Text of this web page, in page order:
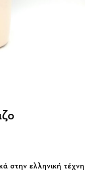
στην ελληνική τέχνη